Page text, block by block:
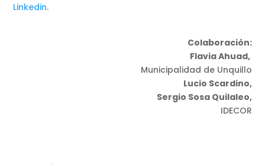
Linkedin.
Colaboración:
Flavia Ahuad,
Municipalidad de Unquillo
Lucio Scardino,
Sergio Sosa Quilaleo,
IDECOR